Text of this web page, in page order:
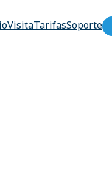
VisitaTarifasSoporte